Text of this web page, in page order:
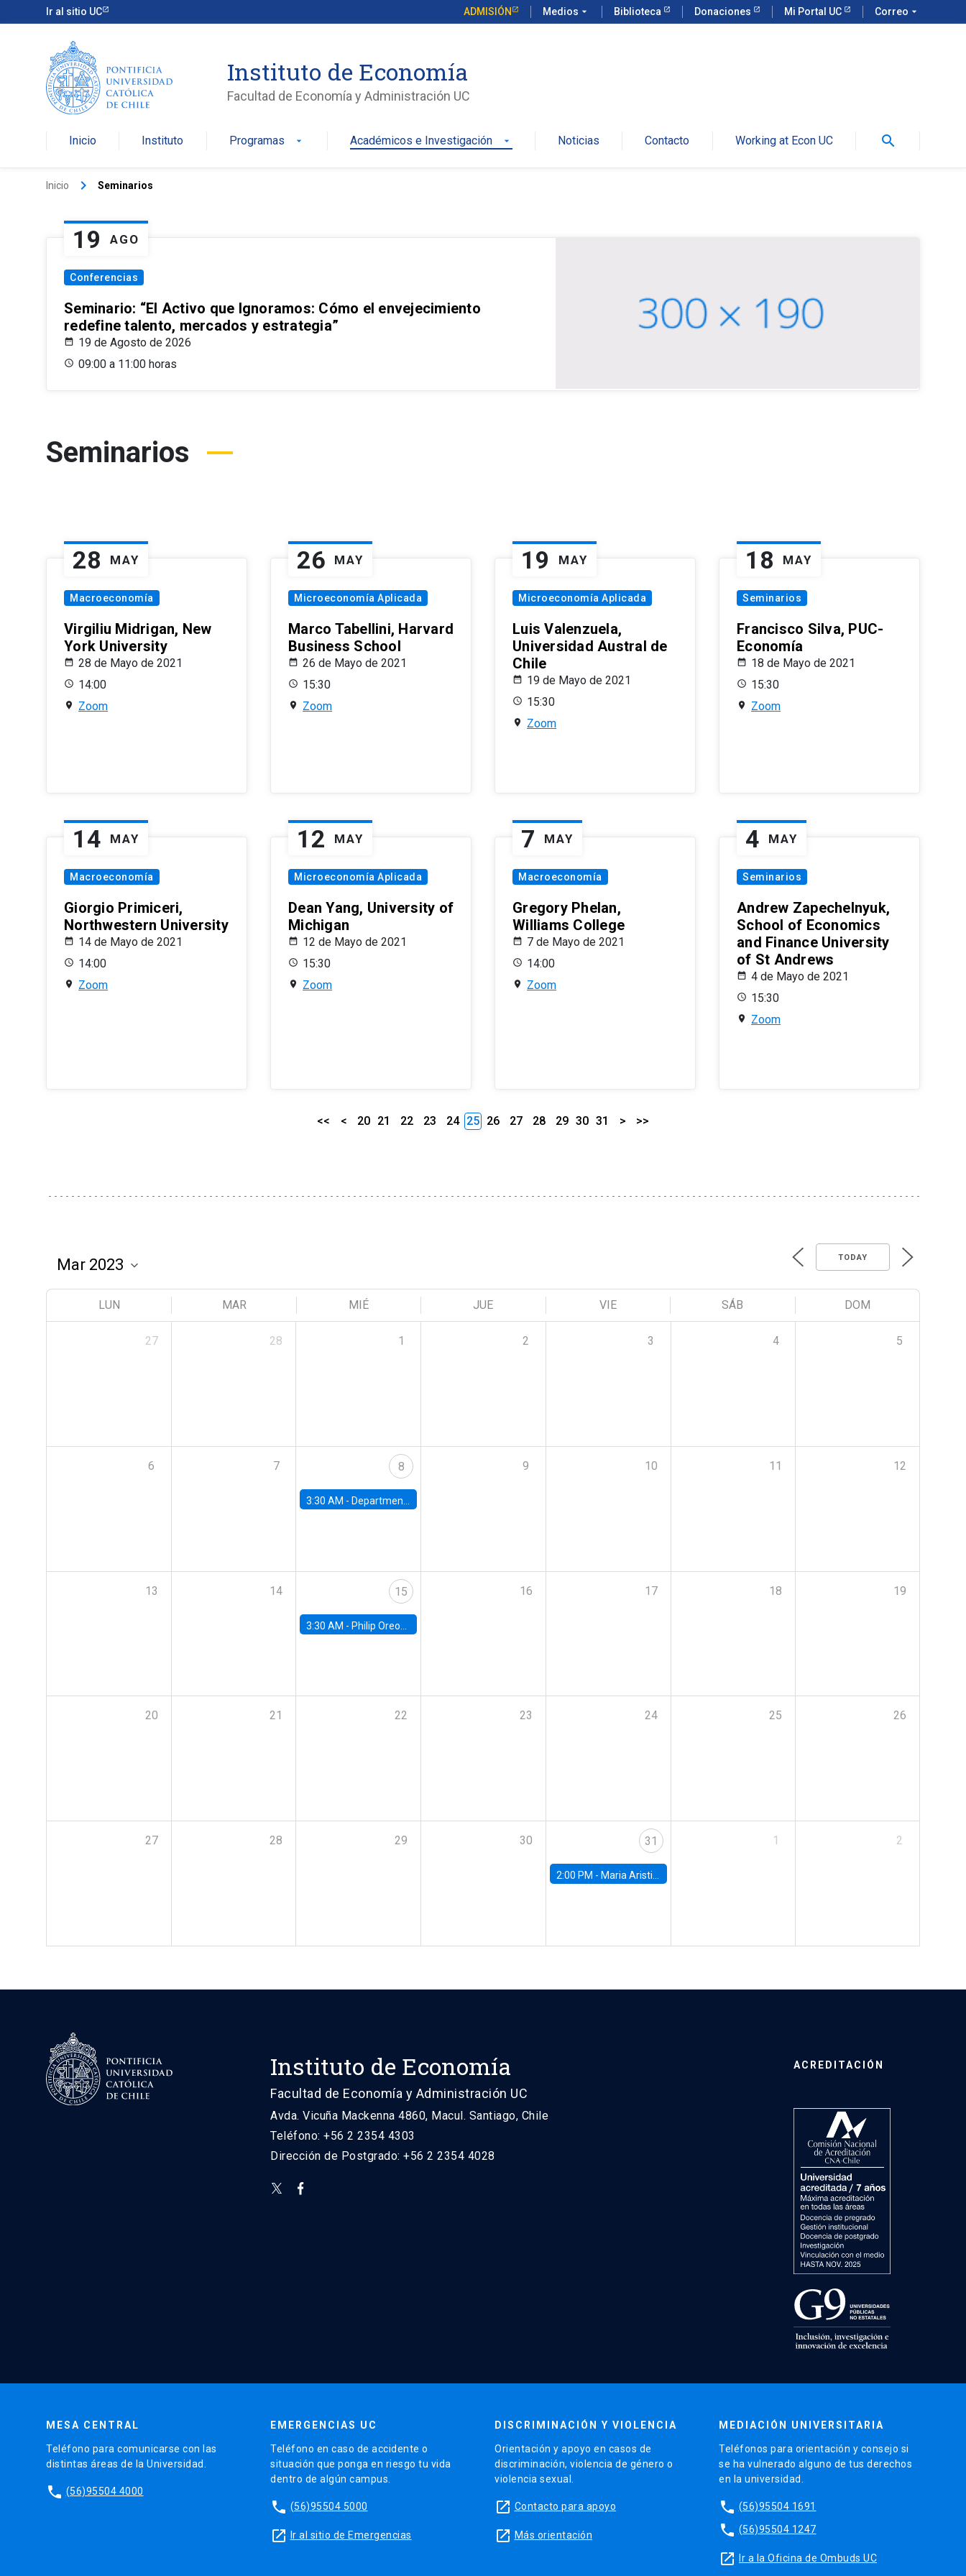
Ir al sitio UC ADMISIÓN Medios arrow_drop_down Biblioteca Donaciones Mi Portal UC Correo arrow_drop_down
Instituto de Economía
Facultad de Economía y Administración UC
Inicio Instituto Programas arrow_drop_down Académicos e Investigación arrow_drop_down Noticias Contacto Working at Econ UC search
Inicio keyboard_arrow_right Seminarios
19 AGO
Conferencias
Seminario: “El Activo que Ignoramos: Cómo el envejecimiento
redefine talento, mercados y estrategia”
19 de Agosto de 2026
09:00 a 11:00 horas
Seminarios
28 MAY
Macroeconomía
Virgiliu Midrigan, New
York University
28 de Mayo de 2021
14:00
Zoom
26 MAY
Microeconomía Aplicada
Marco Tabellini, Harvard
Business School
26 de Mayo de 2021
15:30
Zoom
19 MAY
Microeconomía Aplicada
Luis Valenzuela,
Universidad Austral de
Chile
19 de Mayo de 2021
15:30
Zoom
18 MAY
Seminarios
Francisco Silva, PUC-
Economía
18 de Mayo de 2021
15:30
Zoom
14 MAY
Macroeconomía
Giorgio Primiceri,
Northwestern University
14 de Mayo de 2021
14:00
Zoom
12 MAY
Microeconomía Aplicada
Dean Yang, University of
Michigan
12 de Mayo de 2021
15:30
Zoom
7 MAY
Macroeconomía
Gregory Phelan,
Williams College
7 de Mayo de 2021
14:00
Zoom
4 MAY
Seminarios
Andrew Zapechelnyuk,
School of Economics
and Finance University
of St Andrews
4 de Mayo de 2021
15:30
Zoom
<< < 20 21 22 23 24 25 26 27 28 29 30 31 > >>
TODAY
LUN MAR MIÉ JUE VIE SÁB DOM
27 28 1 2 3 4 5
6 7 8
3:30 AM - Department Seminar: James Robinson
9 10 11 12
13 14 15
3:30 AM - Philip Oreopolous, University of Toronto
16 17 18 19
20 21 22 23 24 25 26
27 28 29 30 31
2:00 PM - Maria Aristizabal-Ramirez, FED Board
1 2
Instituto de Economía
Facultad de Economía y Administración UC
Avda. Vicuña Mackenna 4860, Macul. Santiago, Chile
Teléfono: +56 2 2354 4303
Dirección de Postgrado: +56 2 2354 4028
ACREDITACIÓN
MESA CENTRAL
Teléfono para comunicarse con las
distintas áreas de la Universidad.
phone (56)95504 4000
EMERGENCIAS UC
Teléfono en caso de accidente o
situación que ponga en riesgo tu vida
dentro de algún campus.
phone (56)95504 5000
launch Ir al sitio de Emergencias
DISCRIMINACIÓN Y VIOLENCIA
Orientación y apoyo en casos de
discriminación, violencia de género o
violencia sexual.
launch Contacto para apoyo
launch Más orientación
MEDIACIÓN UNIVERSITARIA
Teléfonos para orientación y consejo si
se ha vulnerado alguno de tus derechos
en la universidad.
phone (56)95504 1691
phone (56)95504 1247
launch Ir a la Oficina de Ombuds UC